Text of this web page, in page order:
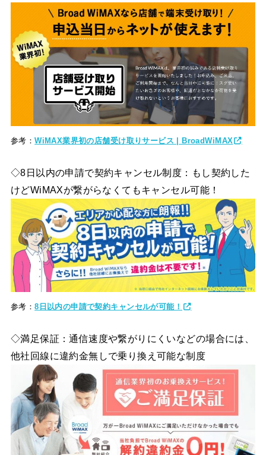
参考：WiMAX業界初の店舗受け取りサービス | BroadWiMAX
◇8日以内の申請で契約キャンセル制度：もし契約した
けどWiMAXが繋がらなくてもキャンセル可能！
参考：8日以内の申請で契約キャンセルが可能！
◇満足保証：通信速度や繋がりにくいなどの場合には、
他社回線に違約金無しで乗り換え可能な制度